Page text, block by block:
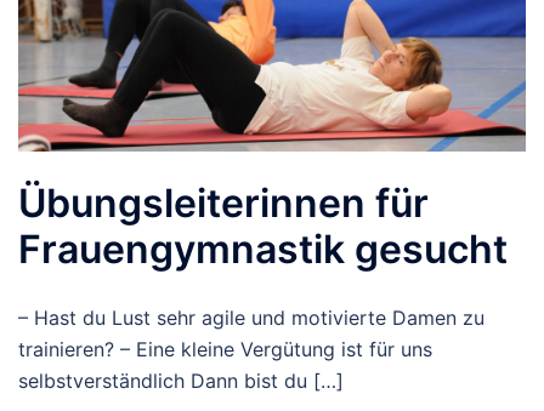
Übungsleiterinnen für
Frauengymnastik gesucht
– Hast du Lust sehr agile und motivierte Damen zu
trainieren? – Eine kleine Vergütung ist für uns
selbstverständlich Dann bist du […]